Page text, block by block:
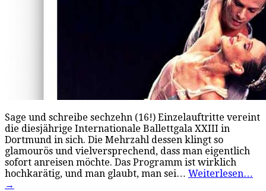
Sage und schreibe sechzehn (16!) Einzelauftritte vereint
die diesjährige Internationale Ballettgala XXIII in
Dortmund in sich. Die Mehrzahl dessen klingt so
glamourös und vielversprechend, dass man eigentlich
sofort anreisen möchte. Das Programm ist wirklich
hochkarätig, und man glaubt, man sei… Weiterlesen…
→